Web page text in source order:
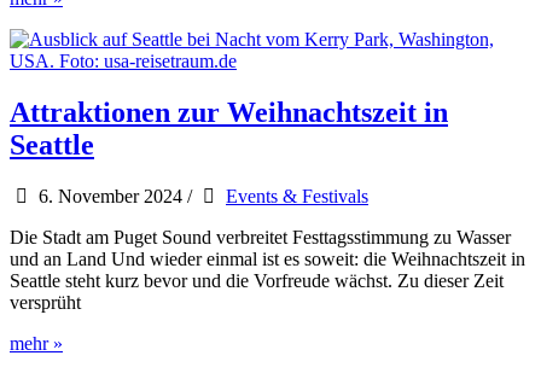
à-
Vis
Nordwesten
&
Vancouver
Attraktionen zur Weihnachtszeit in
Seattle
6. November 2024 /
Events & Festivals
Die Stadt am Puget Sound verbreitet Festtagsstimmung zu Wasser
und an Land Und wieder einmal ist es soweit: die Weihnachtszeit in
Seattle steht kurz bevor und die Vorfreude wächst. Zu dieser Zeit
versprüht
Attraktionen
mehr »